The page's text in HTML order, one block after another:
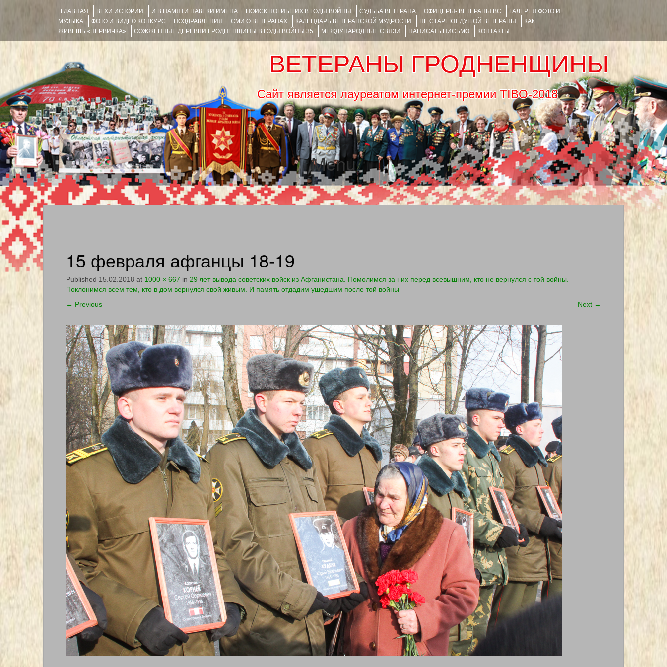
ГЛАВНАЯ ВЕХИ ИСТОРИИ И В ПАМЯТИ НАВЕКИ ИМЕНА ПОИСК ПОГИБШИХ В ГОДЫ ВОЙНЫ СУДЬБА ВЕТЕРАНА ОФИЦЕРЫ- ВЕТЕРАНЫ ВС
ГАЛЕРЕЯ ФОТО И
МУЗЫКА
ФОТО И ВИДЕО КОНКУРС ПОЗДРАВЛЕНИЯ СМИ О ВЕТЕРАНАХ КАЛЕНДАРЬ ВЕТЕРАНСКОЙ МУДРОСТИ НЕ СТАРЕЮТ ДУШОЙ ВЕТЕРАНЫ
КАК
ЖИВЁШЬ «ПЕРВИЧКА»
СОЖЖЁННЫЕ ДЕРЕВНИ ГРОДНЕНЩИНЫ В ГОДЫ ВОЙНЫ 35 МЕЖДУНАРОДНЫЕ СВЯЗИ НАПИСАТЬ ПИСЬМО КОНТАКТЫ
ВЕТЕРАНЫ ГРОДНЕНЩИНЫ
Сайт является лауреатом интернет-премии TIBO-2018
Menu
SKIP TO CONTENT
15 февраля афганцы 18-19
Published 15.02.2018 at 1000 × 667 in 29 лет вывода советских войск из Афганистана. Помолимся за них перед всевышним, кто не вернулся с той войны.
Поклонимся всем тем, кто в дом вернулся свой живым. И память отдадим ушедшим после той войны.
← Previous Next →